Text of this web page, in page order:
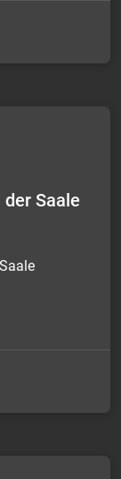
Saale